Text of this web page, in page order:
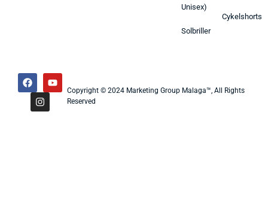
Unisex)
Solbriller
Cykelshorts
Copyright © 2024 Marketing Group Malaga™, All Rights
Reserved